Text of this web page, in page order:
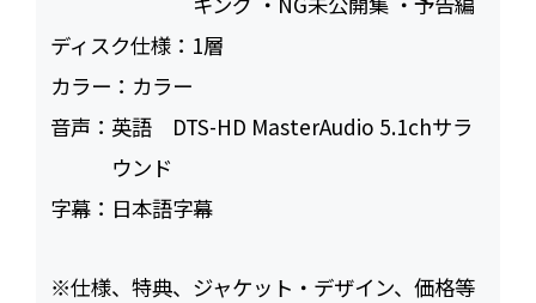
ディスク仕様： 1層
カラー： カラー
音声： 英語 DTS-HD MasterAudio 5.1chサラ
ウンド
字幕： 日本語字幕
※仕様、特典、ジャケット・デザイン、価格等